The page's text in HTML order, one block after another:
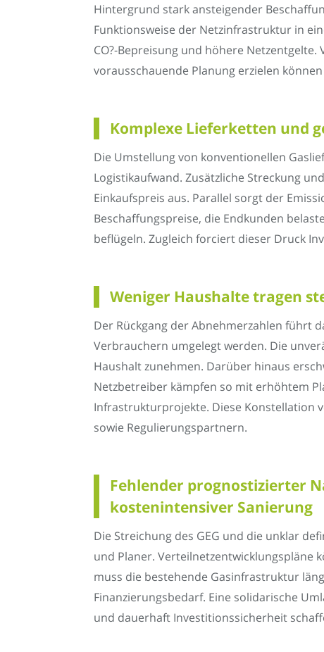
Hintergrund stark ansteigender
Funktionsweise der Netzinfrastruktur in
CO?-Bepreisung und höhere
vorausschauende Planung erzielen
Komplexe Lieferketten und
Die Umstellung von konventionellen
Logistikaufwand. Zusätzliche Streckung
Einkaufspreis aus. Parallel sorgt der
Beschaffungspreise, die Endkunden
beflügeln. Zugleich forciert dieser Druck
Weniger Haushalte tragen
Der Rückgang der Abnehmerzahlen führt
Verbrauchern umgelegt werden. Die
Haushalt zunehmen. Darüber hinaus
Netzbetreiber kämpfen so mit erhöhtem
Infrastrukturprojekte. Diese Konstellation
sowie Regulierungspartnern.
Fehlender prognostizierter
kostenintensiver Sanierung
Die Streichung des GEG und die unklar
und Planer. Verteilnetzentwicklungspläne
muss die bestehende Gasinfrastruktur
Finanzierungsbedarf. Eine solidarische
und dauerhaft Investitionssicherheit